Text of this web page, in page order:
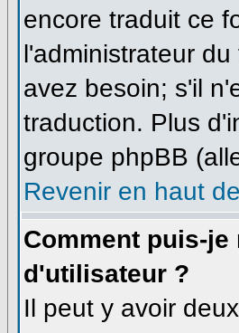
encore traduit ce
l'administrateur
avez besoin; s'il
traduction. Plus
groupe phpBB
Revenir en haut
Comment puis-
d'utilisateur ?
Il peut y avoir